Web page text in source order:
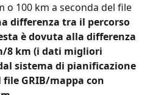
o 100 km a seconda del file
differenza tra il percorso
è dovuta alla differenza
8 km (i dati migliori
sistema di pianificazione
GRIB/mappa con